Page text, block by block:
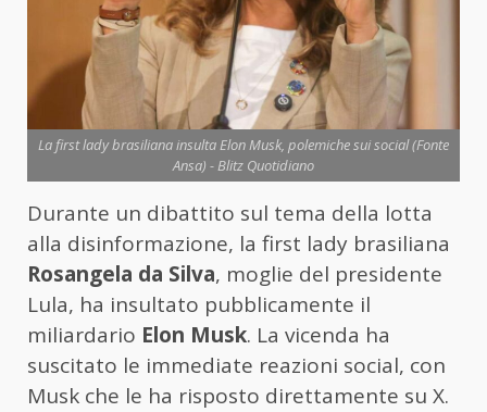
La first lady brasiliana insulta Elon Musk, polemiche sui social (Fonte
Ansa) - Blitz Quotidiano
Durante un dibattito sul tema della lotta
alla disinformazione, la first lady brasiliana
Rosangela da Silva, moglie del presidente
Lula, ha insultato pubblicamente il
miliardario Elon Musk. La vicenda ha
suscitato le immediate reazioni social, con
Musk che le ha risposto direttamente su X.